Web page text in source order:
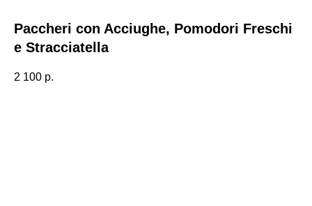
Paccheri con Acciughe, Pomodori Freschi
e Stracciatella
2 100 р.